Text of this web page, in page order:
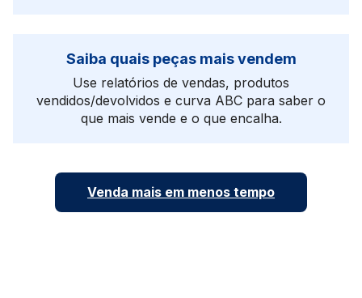
Saiba quais peças mais vendem
Use relatórios de vendas, produtos
vendidos/devolvidos e curva ABC para saber o
que mais vende e o que encalha.
Venda mais em menos tempo